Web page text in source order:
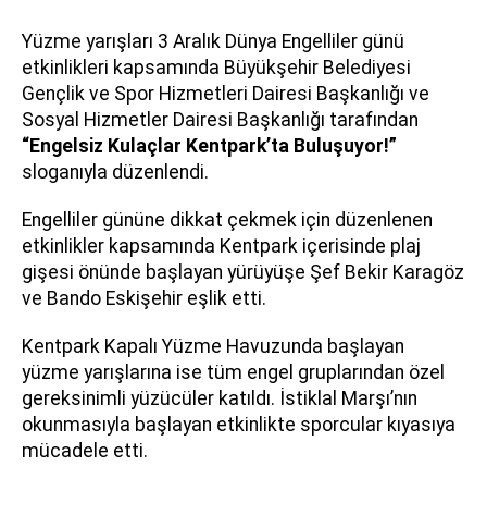
Yüzme yarışları 3 Aralık Dünya Engelliler günü
etkinlikleri kapsamında Büyükşehir Belediyesi
Gençlik ve Spor Hizmetleri Dairesi Başkanlığı ve
Sosyal Hizmetler Dairesi Başkanlığı tarafından
“Engelsiz Kulaçlar Kentpark’ta Buluşuyor!”
sloganıyla düzenlendi.
Engelliler gününe dikkat çekmek için düzenlenen
etkinlikler kapsamında Kentpark içerisinde plaj
gişesi önünde başlayan yürüyüşe Şef Bekir Karagöz
ve Bando Eskişehir eşlik etti.
Kentpark Kapalı Yüzme Havuzunda başlayan
yüzme yarışlarına ise tüm engel gruplarından özel
gereksinimli yüzücüler katıldı. İstiklal Marşı’nın
okunmasıyla başlayan etkinlikte sporcular kıyasıya
mücadele etti.